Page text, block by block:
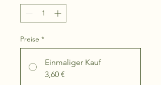
Preise *
Einmaliger Kauf
3,60 €